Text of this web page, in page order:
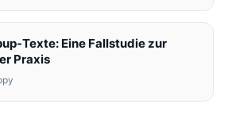
Texte: Eine Fallstudie zur
Praxis